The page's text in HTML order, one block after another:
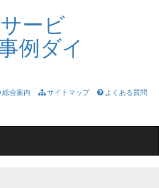
総合案内 サイトマップ
よくある質問